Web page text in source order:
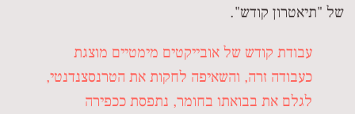
של "תיאטרון קודש".
עבודת קודש של אובייקטים מימטיים מוצגת
כעבודה זרה, והשאיפה לחקות את הטרנסצנדנטי,
לגלם את בבואתו בחומר, נתפסת ככפירה